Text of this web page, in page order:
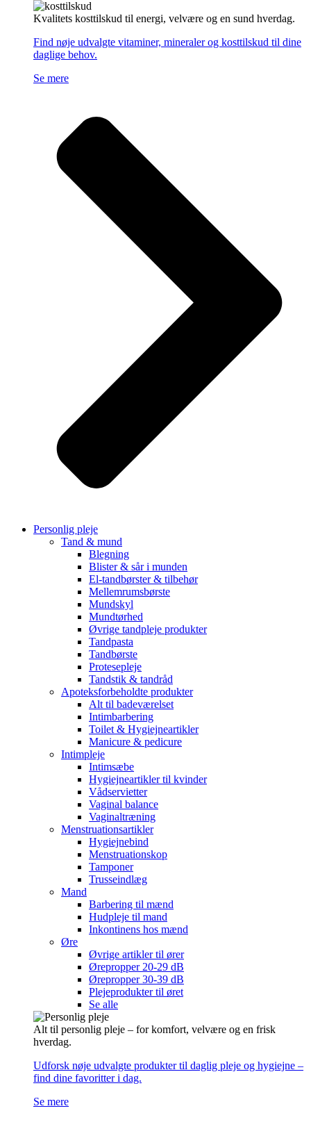
Kvalitets kosttilskud til energi, velvære og en sund hverdag.
Find nøje udvalgte vitaminer, mineraler og kosttilskud til dine
daglige behov.
Se mere
Personlig pleje
Tand & mund
Blegning
Blister & sår i munden
El-tandbørster & tilbehør
Mellemrumsbørste
Mundskyl
Mundtørhed
Øvrige tandpleje produkter
Tandpasta
Tandbørste
Protesepleje
Tandstik & tandråd
Apoteksforbeholdte produkter
Alt til badeværelset
Intimbarbering
Toilet & Hygiejneartikler
Manicure & pedicure
Intimpleje
Intimsæbe
Hygiejneartikler til kvinder
Vådservietter
Vaginal balance
Vaginaltræning
Menstruationsartikler
Hygiejnebind
Menstruationskop
Tamponer
Trusseindlæg
Mand
Barbering til mænd
Hudpleje til mand
Inkontinens hos mænd
Øre
Øvrige artikler til ører
Ørepropper 20-29 dB
Ørepropper 30-39 dB
Plejeprodukter til øret
Se alle
Alt til personlig pleje – for komfort, velvære og en frisk
hverdag.
Udforsk nøje udvalgte produkter til daglig pleje og hygiejne –
find dine favoritter i dag.
Se mere